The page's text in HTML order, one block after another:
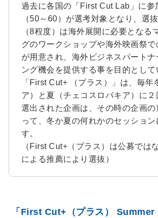
過去に各国の「First Cut Lab」に参
（50～60）が選考対象となり、選
（8程度）は海外展開に必要となる
グのワークショップや海外映画祭
が用意され、海外ビジネスパートナ
ング機会を提供する事を目的として
「First Cut+ （プラス）」は、毎年
ア）と夏（チェコスロバキア）に２
選出された企画は、その時の企画の
って、冬か夏の何れかのセッション
す。
（First Cut+（プラス）は公募では
による推薦により選抜）
「First Cut+（プラス）